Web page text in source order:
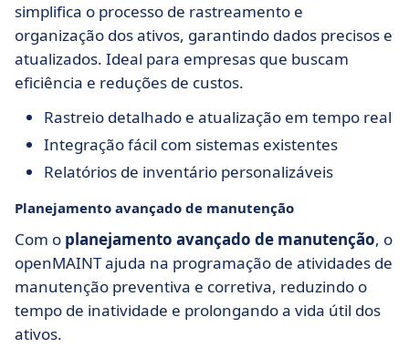
simplifica o processo de rastreamento e
organização dos ativos, garantindo dados precisos e
atualizados. Ideal para empresas que buscam
eficiência e reduções de custos.
Rastreio detalhado e atualização em tempo real
Integração fácil com sistemas existentes
Relatórios de inventário personalizáveis
Planejamento avançado de manutenção
Com o planejamento avançado de manutenção, o
openMAINT ajuda na programação de atividades de
manutenção preventiva e corretiva, reduzindo o
tempo de inatividade e prolongando a vida útil dos
ativos.